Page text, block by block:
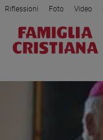
Attualità
Riflessioni Foto Video
Privacy Policy Chi siamo
Registrati Redazione